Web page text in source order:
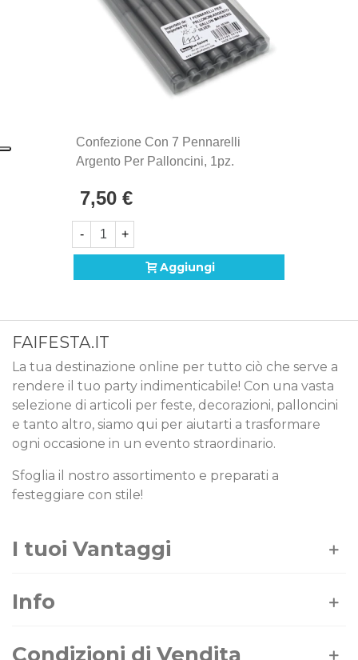
Confezione Con 7 Pennarelli
Argento Per Palloncini, 1pz.
7,50 €
- +
Aggiungi
FAIFESTA.IT
La tua destinazione online per tutto ciò che serve a
rendere il tuo party indimenticabile! Con una vasta
selezione di articoli per feste, decorazioni, palloncini
e tanto altro, siamo qui per aiutarti a trasformare
ogni occasione in un evento straordinario.
Sfoglia il nostro assortimento e preparati a
festeggiare con stile!
I tuoi Vantaggi
Info
Condizioni di Vendita